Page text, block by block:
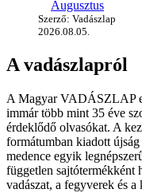
Augusztus
Szerző: Vadászlap
2026.08.05.
A vadászlapról
A Magyar VADÁSZLAP
immár több mint 35 éve
érdeklődő olvasókat. A
formátumban kiadott
medence egyik
független sajtótermékként
vadászat, a fegyverek és